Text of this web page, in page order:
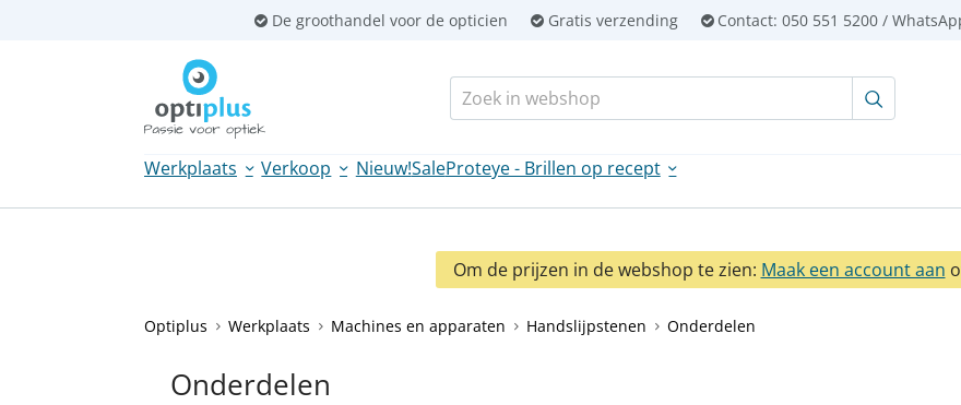
De groothandel voor de opticien Gratis verzending Contact: 050 551 5200 /
Zoeken:
Werkplaats Verkoop Nieuw!SaleProteye - Brillen op recept
Om de prijzen in de webshop te zien: Maak een account aan
Optiplus Werkplaats Machines en apparaten Handslijpstenen Onderdelen
Onderdelen